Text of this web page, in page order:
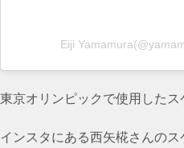
Eiji
東京オリンピックで使用した
インスタにある西矢椛さんの